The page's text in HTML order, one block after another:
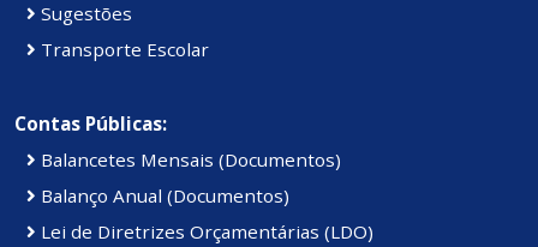
Sugestões
Transporte Escolar
Contas Públicas:
Balancetes Mensais (Documentos)
Balanço Anual (Documentos)
Lei de Diretrizes Orçamentárias (LDO)